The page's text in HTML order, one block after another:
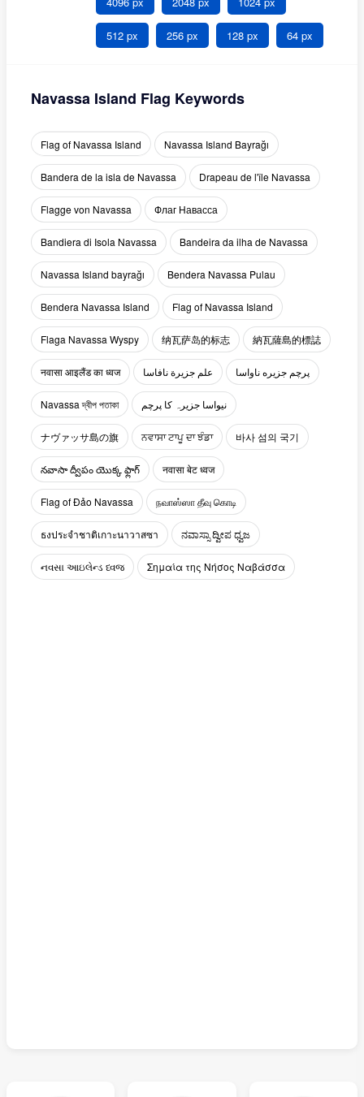
512 px 256 px 128 px 64 px
Navassa Island Flag Keywords
Flag of Navassa Island Navassa Island Bayrağı
Bandera de la isla de Navassa Drapeau de l'île Navassa
Flagge von Navassa Флаг Навасса
Bandiera di Isola Navassa Bandeira da ilha de Navassa
Navassa Island bayrağı Bendera Navassa Pulau
Bendera Navassa Island Flag of Navassa Island
Flaga Navassa Wyspy 纳瓦萨岛的标志 納瓦薩島的標誌
नवासा आइलैंड का ध्वज علم جزيرة نافاسا پرچم جزیره ناواسا
Navassa দ্বীপ পতাকা نیواسا جزیرہ کا پرچم
ナヴァッサ島の旗 ਨਵਾਸਾ ਟਾਪੂ ਦਾ ਝੰਡਾ 바사 섬의 국기
నవాసా ద్వీపం యొక్క ఫ్లాగ్ नवासा बेट ध्वज
Flag of Đảo Navassa நவாஸ்ஸா தீவு கொடி
ธงประจำชาติเกาะนาวาสซา ನವಾಸ್ಸಾ ದ್ವೀಪ ಧ್ವಜ
નવસા આઇલેન્ડ ધ્વજ Σημαία της Νήσος Ναβάσσα